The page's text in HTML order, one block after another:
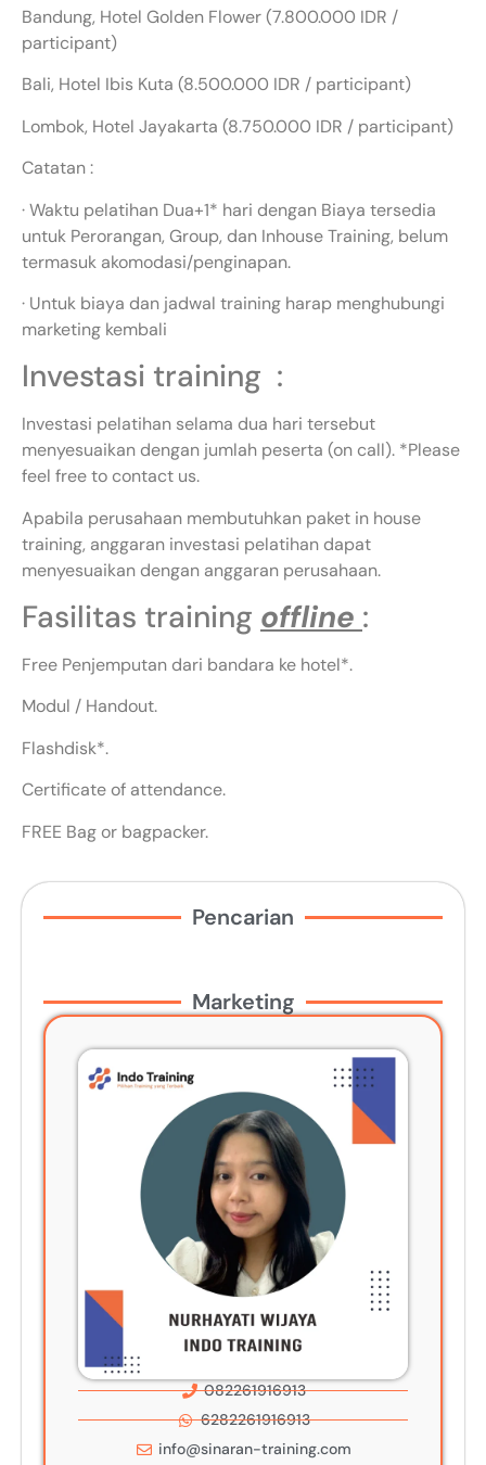
Bandung, Hotel Golden Flower (7.800.000 IDR /
participant)
Bali, Hotel Ibis Kuta (8.500.000 IDR / participant)
Lombok, Hotel Jayakarta (8.750.000 IDR / participant)
Catatan :
· Waktu pelatihan Dua+1* hari dengan Biaya tersedia
untuk Perorangan, Group, dan Inhouse Training, belum
termasuk akomodasi/penginapan.
· Untuk biaya dan jadwal training harap menghubungi
marketing kembali
Investasi training :
Investasi pelatihan selama dua hari tersebut
menyesuaikan dengan jumlah peserta (on call). *Please
feel free to contact us.
Apabila perusahaan membutuhkan paket in house
training, anggaran investasi pelatihan dapat
menyesuaikan dengan anggaran perusahaan.
Fasilitas training offline :
Free Penjemputan dari bandara ke hotel*.
Modul / Handout.
Flashdisk*.
Certificate of attendance.
FREE Bag or bagpacker.
Pencarian
Marketing
082261916913
6282261916913
info@sinaran-training.com